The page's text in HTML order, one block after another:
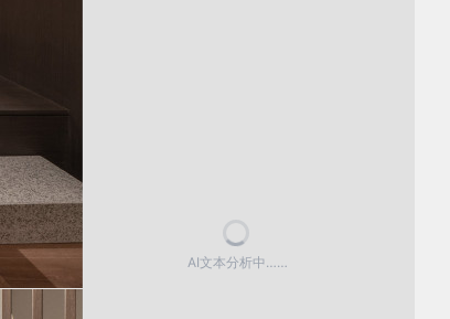
AI文本分析中……